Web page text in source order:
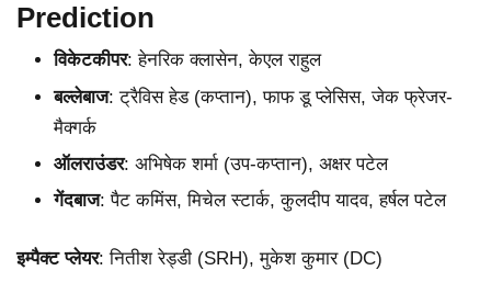
Prediction
विकेटकीपर: हेनरिक क्लासेन, केएल राहुल
बल्लेबाज: ट्रैविस हेड (कप्तान), फाफ डू प्लेसिस, जेक फ्रेजर-
मैक्गर्क
ऑलराउंडर: अभिषेक शर्मा (उप-कप्तान), अक्षर पटेल
गेंदबाज: पैट कमिंस, मिचेल स्टार्क, कुलदीप यादव, हर्षल पटेल
इम्पैक्ट प्लेयर: नितीश रेड्डी (SRH), मुकेश कुमार (DC)